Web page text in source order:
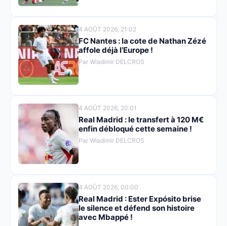
4 AOÛT 2026, 21:02
FC Nantes : la cote de Nathan Zézé
affole déjà l’Europe !
Par Wladimir DELCROS
4 AOÛT 2026, 20:01
Real Madrid : le transfert à 120 M€
enfin débloqué cette semaine !
Par Wladimir DELCROS
4 AOÛT 2026, 00:00
Real Madrid : Ester Expósito brise
le silence et défend son histoire
avec Mbappé !